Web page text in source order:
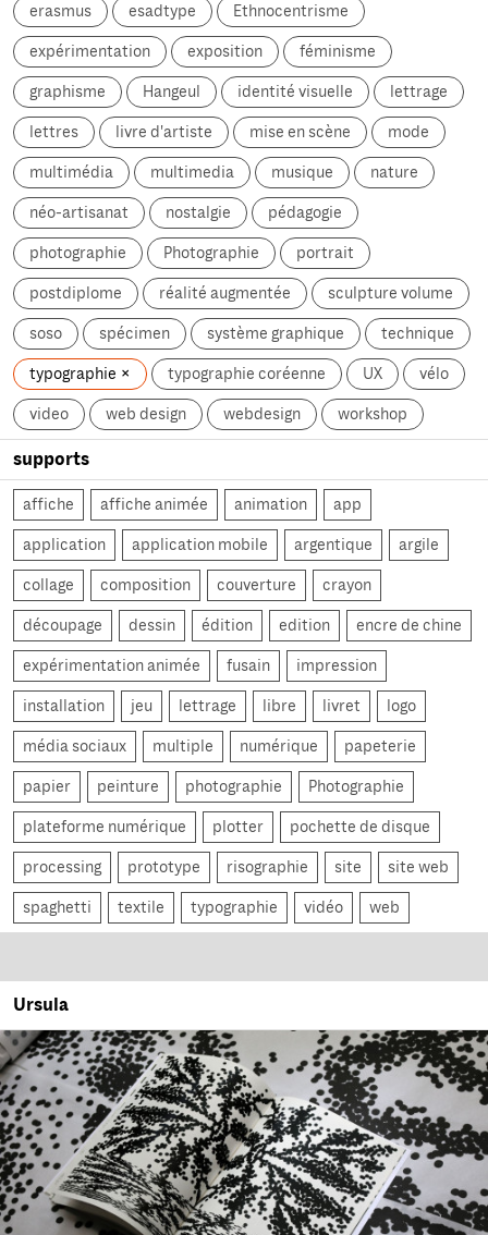
erasmus esadtype Ethnocentrisme
expérimentation exposition féminisme
graphisme Hangeul identité visuelle lettrage
lettres livre d'artiste mise en scène mode
multimédia multimedia musique nature
néo-artisanat nostalgie pédagogie
photographie Photographie portrait
postdiplome réalité augmentée sculpture volume
soso spécimen système graphique technique
typographie typographie coréenne UX vélo
video web design webdesign workshop
supports
affiche affiche animée animation app
application application mobile argentique argile
collage composition couverture crayon
découpage dessin édition edition encre de chine
expérimentation animée fusain impression
installation jeu lettrage libre livret logo
média sociaux multiple numérique papeterie
papier peinture photographie Photographie
plateforme numérique plotter pochette de disque
processing prototype risographie site site web
spaghetti textile typographie vidéo web
Ursula